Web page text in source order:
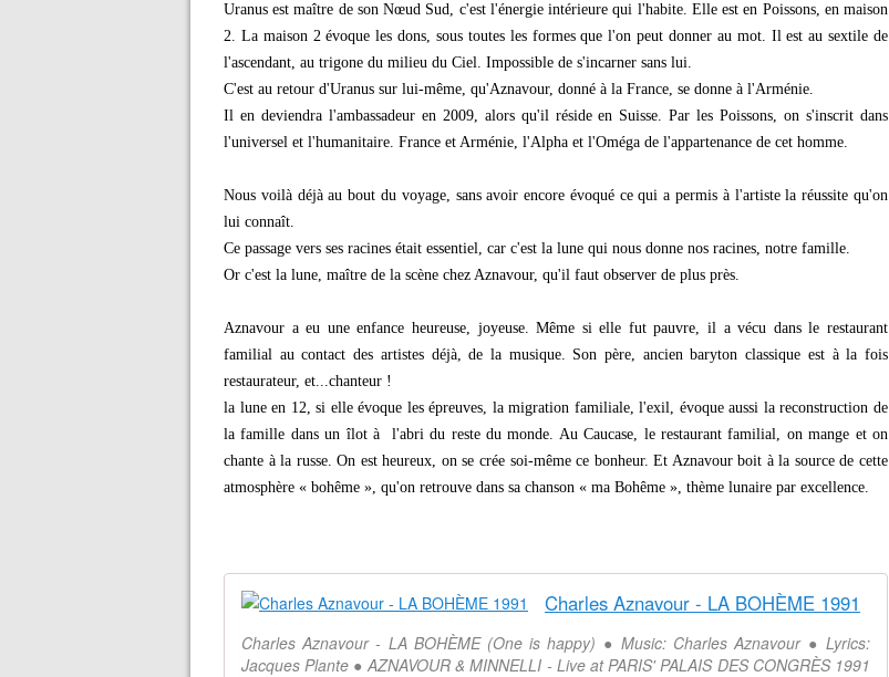
Uranus est maître de son Nœud Sud, c'est l'énergie intérieure qui l'habite. Elle est en Poissons, en maison
2. La maison 2 évoque les dons, sous toutes les formes que l'on peut donner au mot. Il est au sextile de
l'ascendant, au trigone du milieu du Ciel. Impossible de s'incarner sans lui.
C'est au retour d'Uranus sur lui-même, qu'Aznavour, donné à la France, se donne à l'Arménie.
Il en deviendra l'ambassadeur en 2009, alors qu'il réside en Suisse. Par les Poissons, on s'inscrit dans
l'universel et l'humanitaire. France et Arménie, l'Alpha et l'Oméga de l'appartenance de cet homme.
Nous voilà déjà au bout du voyage, sans avoir encore évoqué ce qui a permis à l'artiste la réussite qu'on
lui connaît.
Ce passage vers ses racines était essentiel, car c'est la lune qui nous donne nos racines, notre famille.
Or c'est la lune, maître de la scène chez Aznavour, qu'il faut observer de plus près.
Aznavour a eu une enfance heureuse, joyeuse. Même si elle fut pauvre, il a vécu dans le restaurant
familial au contact des artistes déjà, de la musique. Son père, ancien baryton classique est à la fois
restaurateur, et...chanteur !
la lune en 12, si elle évoque les épreuves, la migration familiale, l'exil, évoque aussi la reconstruction de
la famille dans un îlot à l'abri du reste du monde. Au Caucase, le restaurant familial, on mange et on
chante à la russe. On est heureux, on se crée soi-même ce bonheur. Et Aznavour boit à la source de cette
atmosphère « bohême », qu'on retrouve dans sa chanson « ma Bohême », thème lunaire par excellence.
Charles Aznavour - LA BOHÈME 1991
Charles Aznavour - LA BOHÈME (One is happy) ● Music: Charles Aznavour ● Lyrics:
Jacques Plante ● AZNAVOUR & MINNELLI - Live at PARIS' PALAIS DES CONGRÈS 1991